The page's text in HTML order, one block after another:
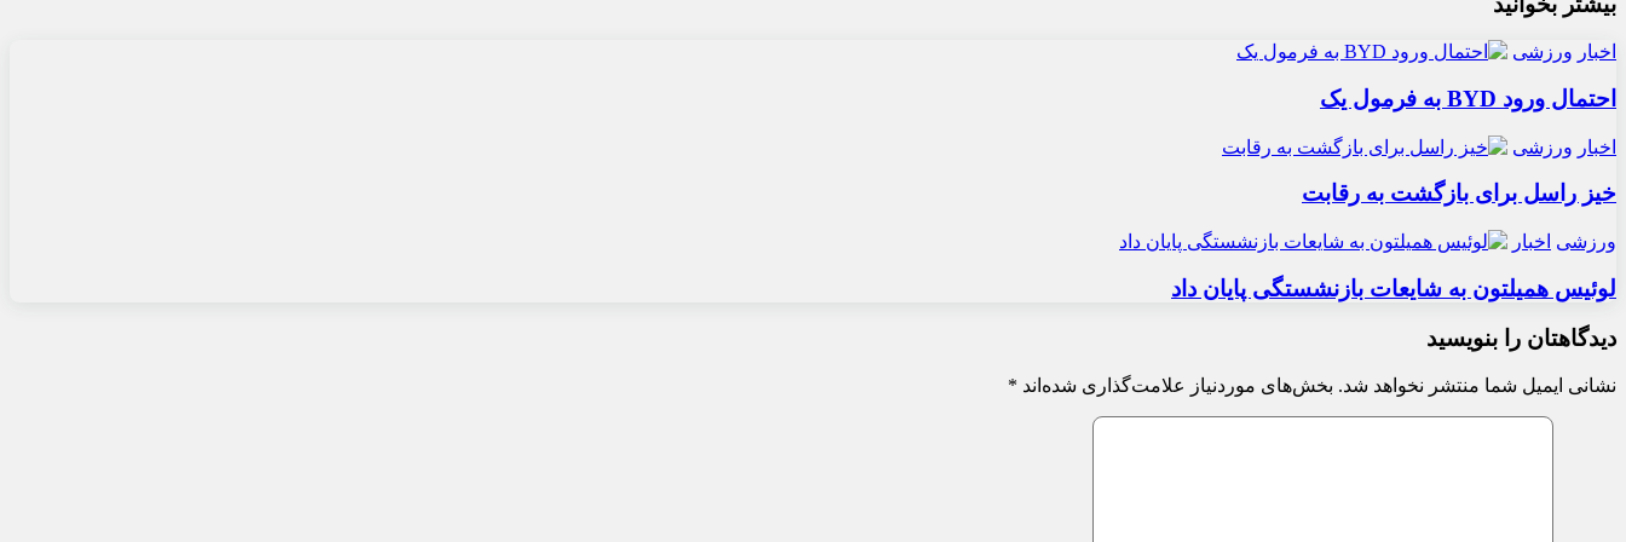
اخبار ورزشی
احتمال ورود BYD به فرمول یک
اخبار ورزشی
خیز راسل برای بازگشت به رقابت
ورزشی اخبار
لوئیس همیلتون به شایعات بازنشستگی پایان داد
دیدگاهتان را بنویسید
نشانی ایمیل شما منتشر نخواهد شد. بخش‌های موردنیاز علامت‌گذاری شده‌اند *